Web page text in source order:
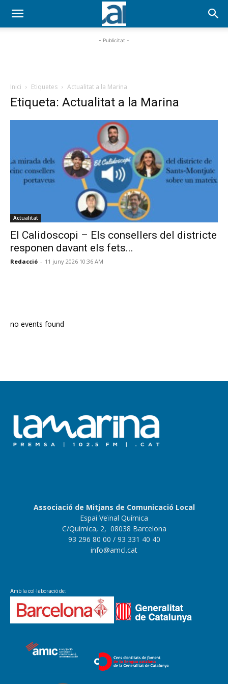
- Publicitat -
Inici Etiquetes Actualitat a la Marina
Etiqueta: Actualitat a la Marina
Actualitat
El Calidoscopi – Els consellers del districte
responen davant els fets...
Redacció - 11 juny 2026 10:36 AM
no events found
Associació de Mitjans de Comunicació Local
Espai Veïnal Química
C/Química, 2, 08038 Barcelona
93 296 80 00 / 93 331 40 40
info@amcl.cat
Amb la col·laboració de: